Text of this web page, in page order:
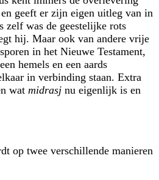
geeft er zijn eigen uitleg van in
zelf was de geestelijke rots
hij. Maar ook van andere vrije
in het Nieuwe Testament,
hemels en een aards
in verbinding staan. Extra
wat midrasj nu eigenlijk is en
op twee verschillende manieren